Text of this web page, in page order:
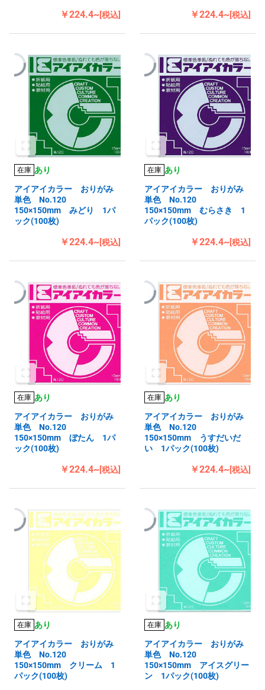
￥224.4~[税込] ￥224.4~[税込]
在庫 あり
アイアイカラー おりがみ
単色 No.120
150×150mm みどり 1パ
ック(100枚)
￥224.4~[税込]
在庫 あり
アイアイカラー おりがみ
単色 No.120
150×150mm むらさき 1
パック(100枚)
￥224.4~[税込]
在庫 あり
アイアイカラー おりがみ
単色 No.120
150×150mm ぼたん 1パ
ック(100枚)
￥224.4~[税込]
在庫 あり
アイアイカラー おりがみ
単色 No.120
150×150mm うすだいだ
い 1パック(100枚)
￥224.4~[税込]
在庫 あり
アイアイカラー おりがみ
単色 No.120
150×150mm クリーム 1
パック(100枚)
在庫 あり
アイアイカラー おりがみ
単色 No.120
150×150mm アイスグリー
ン 1パック(100枚)